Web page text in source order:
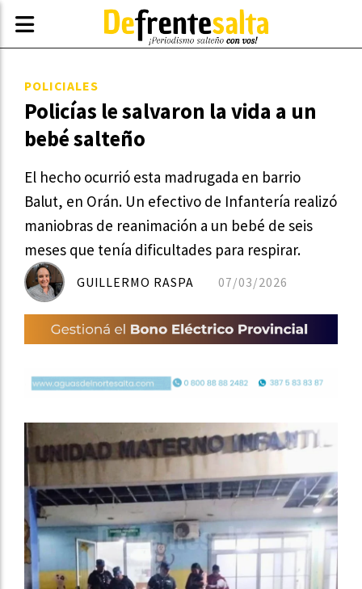
Policías le salvaron la vida a un
bebé salteño
El hecho ocurrió esta madrugada en barrio
Balut, en Orán. Un efectivo de Infantería realizó
maniobras de reanimación a un bebé de seis
meses que tenía dificultades para respirar.
POLICIALES
07/03/2026
GUILLERMO RASPA